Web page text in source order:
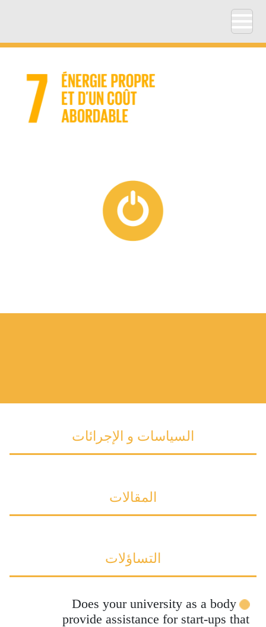
السياسات و الإجرائات
المقالات
التساؤلات
Does your university as a body
provide assistance for start-ups that